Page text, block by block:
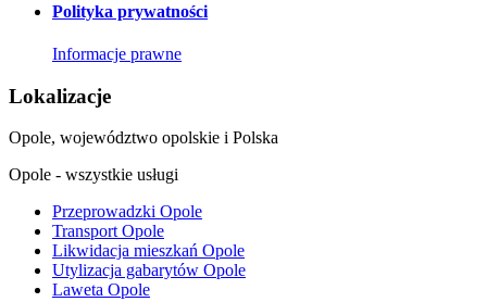
Polityka prywatności
Informacje prawne
Lokalizacje
Opole, województwo opolskie i Polska
Opole - wszystkie usługi
Przeprowadzki Opole
Transport Opole
Likwidacja mieszkań Opole
Utylizacja gabarytów Opole
Laweta Opole